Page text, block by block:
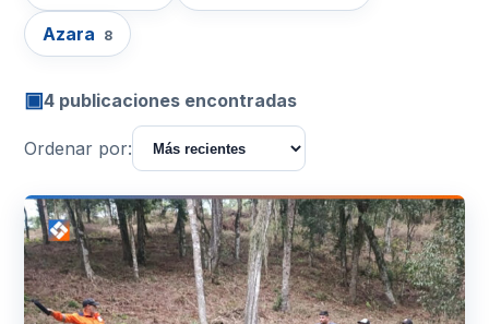
Azara 8
▣4 publicaciones encontradas
Ordenar por: